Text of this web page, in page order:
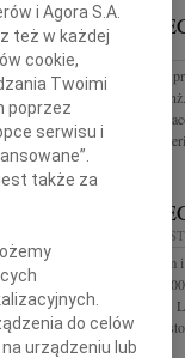
LECH
CZĘSTOCHOWA
Z wielkim żalem
śmierci dr. hab.
Długoletniego
Procesowej,
LECH
Z głębokim
dniu 6 sierpnia
nagle dr hab. inż.
Politechniki
i Agora S.A.
też w każdej
cookie,
Twoimi
poprzez
serwisu i
także za
do celów
urządzeniu lub